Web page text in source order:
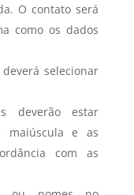
O contato será
como os dados
selecionar
deverão estar
maiúscula e as
com as